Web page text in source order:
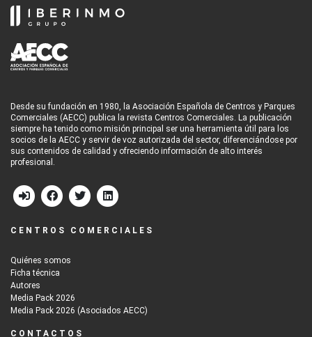
Desde su fundación en 1980, la Asociación Española de Centros y Parques
Comerciales (AECC) publica la revista Centros Comerciales. La publicación
siempre ha tenido como misión principal ser una herramienta útil para los
socios de la AECC y servir de voz autorizada del sector, diferenciándose por
sus contenidos de calidad y ofreciendo información de alto interés
profesional.
CENTROS COMERCIALES
Quiénes somos
Ficha técnica
Autores
Media Pack 2026
Media Pack 2026 (Asociados AECC)
CONTACTOS